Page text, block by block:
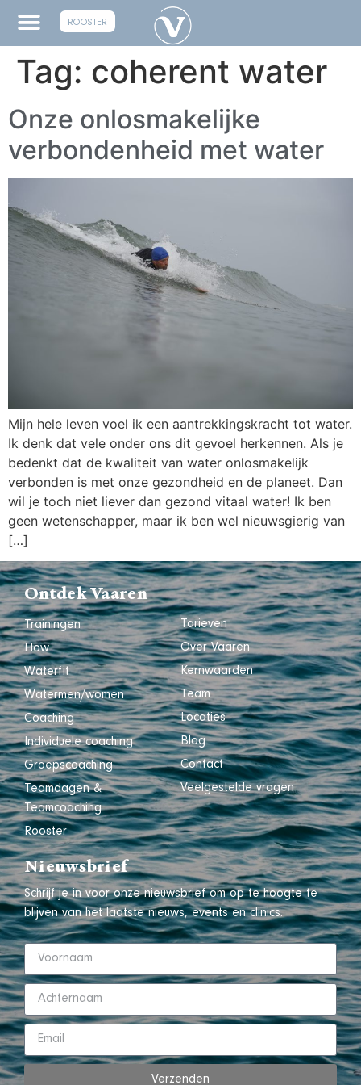
ROOSTER
Tag: coherent water
Onze onlosmakelijke
verbondenheid met water
Mijn hele leven voel ik een aantrekkingskracht tot water.
Ik denk dat vele onder ons dit gevoel herkennen. Als je
bedenkt dat de kwaliteit van water onlosmakelijk
verbonden is met onze gezondheid en de planeet. Dan
wil je toch niet liever dan gezond vitaal water! Ik ben
geen wetenschapper, maar ik ben wel nieuwsgierig van
[…]
Ontdek Vaaren
Trainingen
Flow
Waterfit
Watermen/women
Coaching
Individuele coaching
Groepscoaching
Teamdagen &
Teamcoaching
Rooster
Tarieven
Over Vaaren
Kernwaarden
Team
Locaties
Blog
Contact
Veelgestelde vragen
Nieuwsbrief
Schrijf je in voor onze nieuwsbrief om op te hoogte te
blijven van het laatste nieuws, events en clinics.
Verzenden